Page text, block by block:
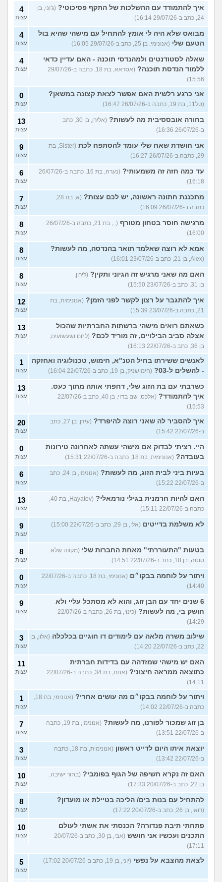
איך להתמודד עם ההשלכות של התקף פסיכוטי? (ג'וני, בן
24, כתב ב-29/07/26 16:14)
4
עצות
מבואס שלא היה לי אומץ להתחיל עם מישהי שהיא בול
הטעם שלי (אנונימי, בן 25, כתב ב-29/07/26 16:05)
4
עצות
שאלה לסטודנטים ולמהנדסי תוכנה - האם עדיין כדאי
ללמוד הנדסת תוכנה?
(אסראא, בת 18, כתבה ב-29/07/26
15:56)
4
עצות
אני כרגע רלשית האם אפשר לצאת קצונה במשאן?
(טל11, בת 19, כתבה ב-26/07/26 16:47)
0
עצות
בחורה אובססיבית מה לעשות?
(אלירן, בן 30, כתב
ב-26/07/26 16:36)
13
עצות
אני חושדת שאח שלי עומד להסתפח לכת
(Sister, בת
29, כתבה ב-26/07/26 16:27)
9
עצות
עד כמה חזה זה משמעותי?
(נערה, בת 16, כתבה ב-26/07/26
16:18)
6
עצות
מתכננת חתונה ראשונה, יש לכם עצות?
(א, בת 28,
כתבה ב-26/07/26 16:09)
7
עצות
מרגישה חוסר בטחון מטורף
(.., בת 21, כתבה ב-26/07/26
16:00)
8
עצות
אמא לא רוצה שאלמד תואר בהנדסה, מה לעשות?
(Alex, בן 21, כתב ב-23/07/26 16:01)
8
עצות
האם מה שאני מרגיש זה הגיוני ותקין? (לירון,
בן 31, כתב ב-23/07/26 15:50)
8
עצות
איך להתגבר על רצון לקשר לפני הזמן? (אנונימית, בת
21, כתבה ב-23/07/26 15:39)
12
עצות
כשאתם רואים מישהי ברשתות החברתיות שהכול
אצלה סביב הבילויים, זה מוריד לכם? (לחם ושעשועים,
בן 36, כתב ב-22/07/26 16:13)
13
עצות
לאנשים ששירתו בחיל הטנ"א, חימוש, טכנולוגיה ואחזקה
- להשלים ל-03?
(חימושניק, בן 19, כתב ב-22/07/26 16:04)
1
עצות
כשרבתי עם בת הזוג שלי, דחפתי אותה מתוך כעס.
איך להתמודד?
(אלכס, שם בדוי, בן 40, כתב ב-22/07/26
15:53)
13
עצות
איך להסביר לה שאני רוצה להיפרד?
(עידן, בן 27, כתב
ב-22/07/26 15:42)
20
עצות
היי. רציתי לבדוק אם מישהי עשתה לאחרונה טירונות
בעובדה? (אנונימית, בת 18, כתבה ב-22/07/26 15:31)
0
עצות
בעיות ביני לבית הזוג, מה לעשות?
(אנונימי, בן 24, כתב
ב-22/07/26 15:22)
6
עצות
האם להיות חרמנית בגילי נורמאלי?
(Hayatov, בת 40,
כתבה ב-22/07/26 15:11)
13
עצות
לא משלמת בדייטים (אלי, בן 29, כתב ב-22/07/26 15:00) 9
עצות
בטעות "התעוררתי" מאחת החברות שלי (מקווה שלא
סוטה, בן 18, כתב ב-22/07/26 14:51)
8
עצות
ויתור על לוחמה בבקו״ם
(אנונימי, בת 18, כתבה ב-22/07/26
14:40)
0
עצות
6 שנים יחד עם הבן זוג, והוא לא מסתכל עליי ולא
חושק בי, מה לעשות?
(כינוי, בת 26, כתבה ב-22/07/26
14:29)
9
עצות
שילוב משרה מלאה עם לימודים דו חוגיים בכלכלה (אלון, בן
22, כתב ב-22/07/26 14:20)
3
עצות
האם יש מישהי שמזדהה עם בדידות חברתית
כתוצאה ממראה חיצוני?
(אחת, בת 34, כתבה ב-22/07/26
14:11)
11
עצות
ויתור על לוחמה בבקו״ם מה עושים אחרי?
(אנונימי, בת 18,
כתבה ב-22/07/26 14:02)
1
עצות
בן זוג שמכור לפורנו, מה לעשות?
(אנונימי, בת 19, כתבה
ב-22/07/26 13:51)
7
עצות
יוצאת איתו היום לדייט ראשון
(אנונימית, בת 18, כתבה
ב-22/07/26 13:42)
3
עצות
האם זה נקרא חשיפה של הגוף בפומבי? (בחור ישיבה,
בן 22, כתב ב-20/07/26 17:33)
10
עצות
להתחיל עם בנות בים/ הליכה בטיילת או מועדון?
(רואי, בן 26, כתב ב-20/07/26 17:22)
8
עצות
פתחתי תיבת פנדורה? הכנסתי את אשתי לעולם
התכנים ועכשיו אני חושש
(אבי, בן 30, כתב ב-20/07/26
17:11)
10
עצות
לצאת מהצבא על נפשי (יוני, בן 19, כתב ב-20/07/26 17:02) 5
עצות